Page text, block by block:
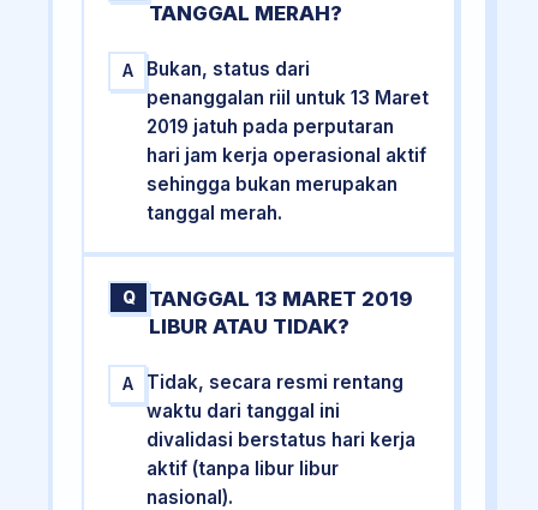
TANGGAL MERAH?
A
Bukan, status dari
penanggalan riil untuk 13 Maret
2019 jatuh pada perputaran
hari jam kerja operasional aktif
sehingga bukan merupakan
tanggal merah.
Q
TANGGAL 13 MARET 2019
LIBUR ATAU TIDAK?
A
Tidak, secara resmi rentang
waktu dari tanggal ini
divalidasi berstatus hari kerja
aktif (tanpa libur libur
nasional).